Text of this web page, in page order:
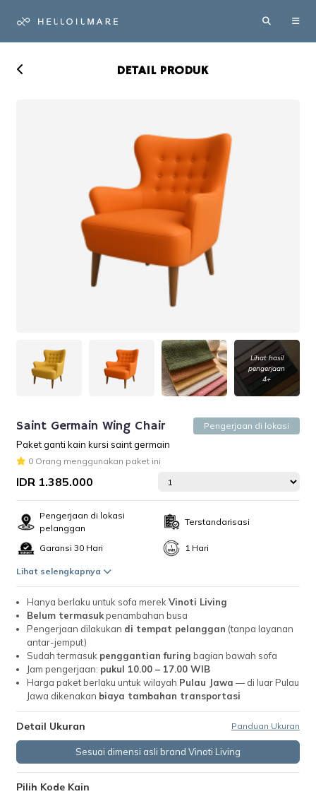
DETAIL PRODUK
Lihat hasil
pengerjaan
4+
Saint Germain Wing Chair Pengerjaan di lokasi
Paket ganti kain kursi saint germain
0 Orang menggunakan paket ini
IDR 1.385.000
Pengerjaan di lokasi
pelanggan
Terstandarisasi
Garansi 30 Hari 1 Hari
Lihat selengkapnya
Hanya berlaku untuk sofa merekVinoti Living
Belum termasukpenambahan busa
Pengerjaan dilakukan di tempat pelanggan (tanpa layanan
antar-jemput)
Sudah termasuk penggantian furing bagian bawah sofa
Jam pengerjaan: pukul 10.00 – 17.00 WIB
Harga paket berlaku untuk wilayah Pulau Jawa — di luar Pulau
Jawa dikenakan biaya tambahan transportasi
Detail Ukuran Panduan Ukuran
Sesuai dimensi asli brand Vinoti Living
Pilih Kode Kain